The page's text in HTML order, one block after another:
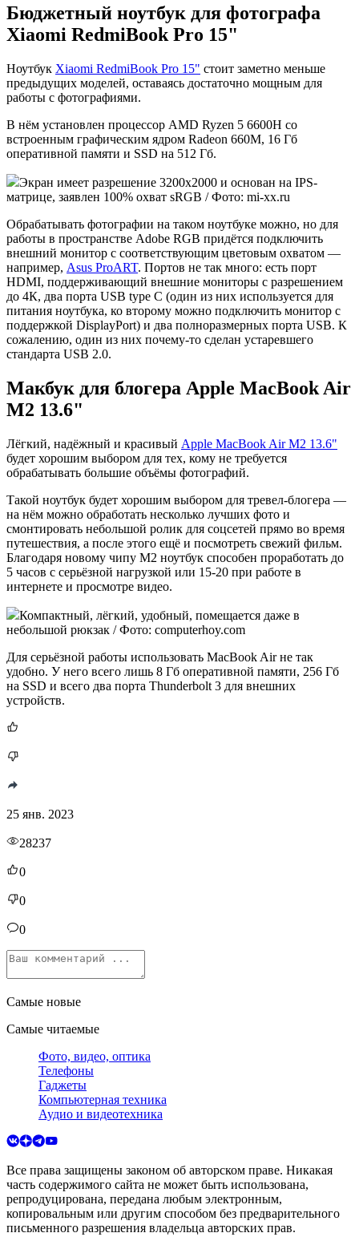
Бюджетный ноутбук для фотографа
Xiaomi RedmiBook Pro 15"
Ноутбук Xiaomi RedmiBook Pro 15" стоит заметно меньше
предыдущих моделей, оставаясь достаточно мощным для
работы с фотографиями.
В нём установлен процессор AMD Ryzen 5 6600H со
встроенным графическим ядром Radeon 660M, 16 Гб
оперативной памяти и SSD на 512 Гб.
Экран имеет разрешение 3200x2000 и основан на IPS-
матрице, заявлен 100% охват sRGB / Фото: mi-xx.ru
Обрабатывать фотографии на таком ноутбуке можно, но для
работы в пространстве Adobe RGB придётся подключить
внешний монитор с соответствующим цветовым охватом —
например, Asus ProART. Портов не так много: есть порт
HDMI, поддерживающий внешние мониторы с разрешением
до 4К, два порта USB type C (один из них используется для
питания ноутбука, ко второму можно подключить монитор с
поддержкой DisplayPort) и два полноразмерных порта USB. К
сожалению, один из них почему-то сделан устаревшего
стандарта USB 2.0.
Макбук для блогера Apple MacBook Air
M2 13.6"
Лёгкий, надёжный и красивый Apple MacBook Air M2 13.6"
будет хорошим выбором для тех, кому не требуется
обрабатывать большие объёмы фотографий.
Такой ноутбук будет хорошим выбором для тревел-блогера —
на нём можно обработать несколько лучших фото и
смонтировать небольшой ролик для соцсетей прямо во время
путешествия, а после этого ещё и посмотреть свежий фильм.
Благодаря новому чипу M2 ноутбук способен проработать до
5 часов с серьёзной нагрузкой или 15-20 при работе в
интернете и просмотре видео.
Компактный, лёгкий, удобный, помещается даже в
небольшой рюкзак / Фото: computerhoy.com
Для серьёзной работы использовать MacBook Air не так
удобно. У него всего лишь 8 Гб оперативной памяти, 256 Гб
на SSD и всего два порта Thunderbolt 3 для внешних
устройств.
25 янв. 2023
28237
0
0
0
Самые новые
Самые читаемые
Фото, видео, оптика
Телефоны
Гаджеты
Компьютерная техника
Аудио и видеотехника
Все права защищены законом об авторском праве. Никакая
часть содержимого сайта не может быть использована,
репродуцирована, передана любым электронным,
копировальным или другим способом без предварительного
письменного разрешения владельца авторских прав.